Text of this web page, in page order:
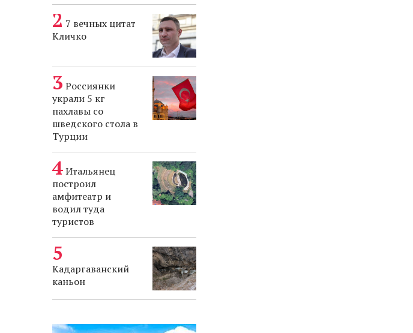
7 вечных цитат
Кличко
Россиянки
украли 5 кг
пахлавы со
шведского стола в
Турции
Итальянец
построил
амфитеатр и
водил туда
туристов
Кадаргаванский
каньон